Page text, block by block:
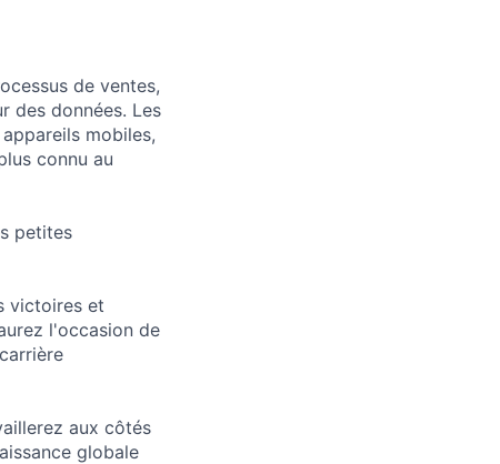
de ventes,
des données. Les
mobiles,
connu au
petites
victoires et
l'occasion de
aux côtés
globale